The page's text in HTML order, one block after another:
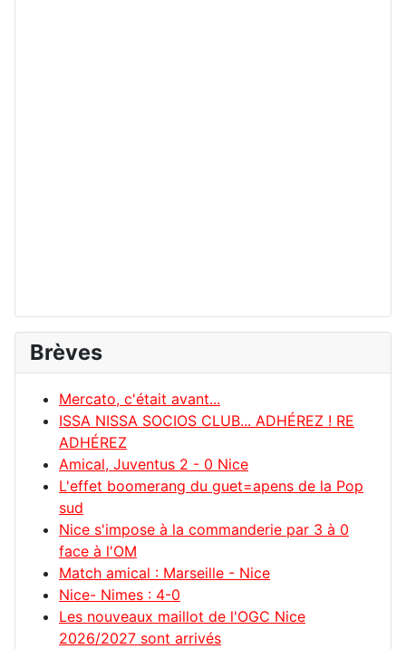
Brèves
Mercato, c'était avant...
ISSA NISSA SOCIOS CLUB... ADHÉREZ ! RE
ADHÉREZ
Amical, Juventus 2 - 0 Nice
L'effet boomerang du guet=apens de la Pop
sud
Nice s'impose à la commanderie par 3 à 0
face à l'OM
Match amical : Marseille - Nice
Nice- Nimes : 4-0
Les nouveaux maillot de l'OGC Nice
2026/2027 sont arrivés